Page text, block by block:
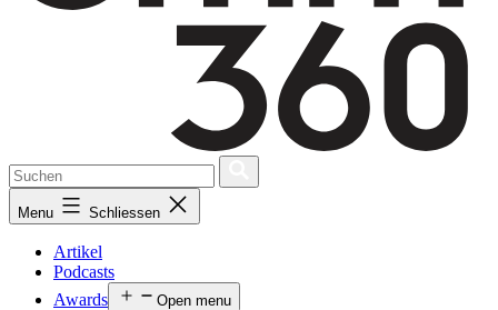
Menu Schliessen
Artikel
Podcasts
Awards
Open menu